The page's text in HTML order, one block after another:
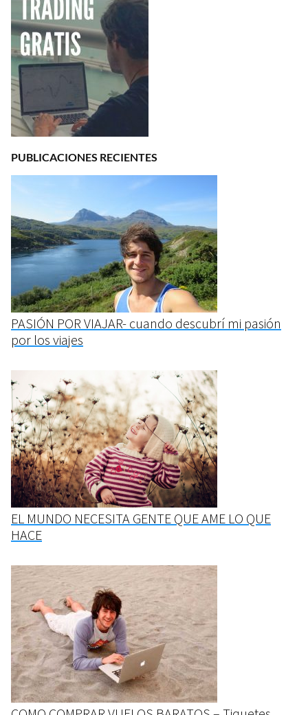
PUBLICACIONES RECIENTES
PASIÓN POR VIAJAR- cuando descubrí mi pasión
por los viajes
EL MUNDO NECESITA GENTE QUE AME LO QUE
HACE